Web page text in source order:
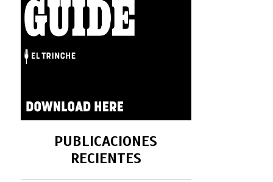
PUBLICACIONES
RECIENTES